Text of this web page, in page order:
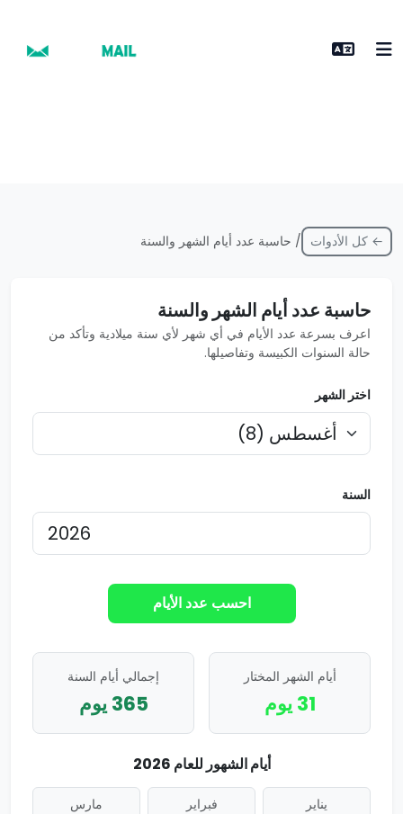
← كل الأدوات / حاسبة عدد أيام الشهر والسنة
حاسبة عدد أيام الشهر والسنة
اعرف بسرعة عدد الأيام في أي شهر لأي سنة ميلادية وتأكد من
حالة السنوات الكبيسة وتفاصيلها.
اختر الشهر
السنة
احسب عدد الأيام
أيام الشهر المختار
31 يوم
إجمالي أيام السنة
365 يوم
أيام الشهور للعام 2026
يناير فبراير مارس